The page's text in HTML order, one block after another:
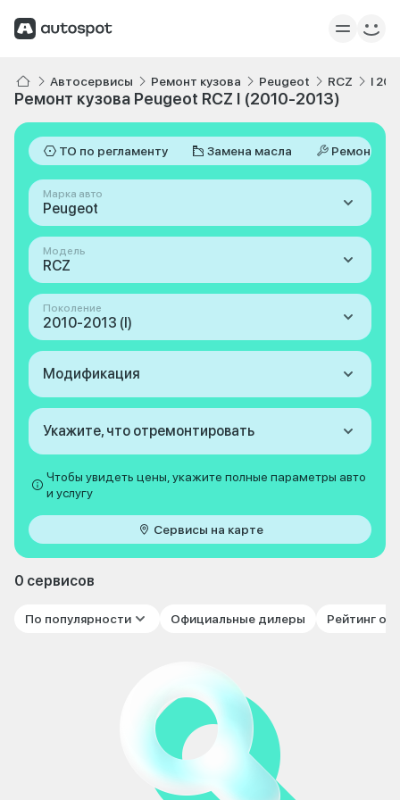
Автосервисы Ремонт кузова Peugeot RCZ I
Ремонт кузова Peugeot RCZ I (2010-2013)
ТО по регламенту Замена масла Ремонт
Марка авто
Peugeot
Модель
RCZ
Поколение
2010-2013 (I)
Модификация
Укажите, что отремонтировать
Чтобы увидеть цены, укажите полные параметры авто
и услугу
Сервисы на карте
0 сервисов
По популярности Официальные дилеры Рейтинг